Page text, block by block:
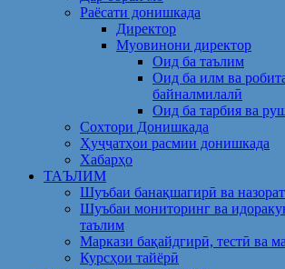
Раёсати донишкада
Директор
Муовинони директор
Оид ба таълим
Оид ба илм ва
байналмилалӣ
Оид ба тарбия ва
Сохтори Донишкада
Ҳуҷҷатҳои расмии донишкада
Хабарҳо
ТАЪЛИМ
Шуъбаи банақшагирӣ ва
Шуъбаи мониторинг ва
таълим
Маркази бақайдгирӣ, тестӣ ва
Курсҳои тайёрӣ